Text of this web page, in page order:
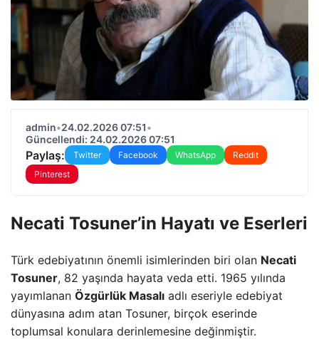
admin•24.02.2026 07:51•
Güncellendi: 24.02.2026 07:51
Paylaş: Twitter Facebook WhatsApp
Reddit
Pinterest
Necati Tosuner’in Hayatı ve Eserleri
Türk edebiyatının önemli isimlerinden biri olan Necati
Tosuner, 82 yaşında hayata veda etti. 1965 yılında
yayımlanan Özgürlük Masalı adlı eseriyle edebiyat
dünyasına adım atan Tosuner, birçok eserinde
toplumsal konulara derinlemesine değinmiştir.